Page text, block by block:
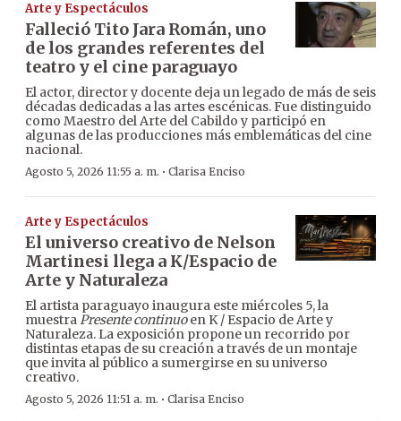
Arte y Espectáculos
Falleció Tito Jara Román, uno
de los grandes referentes del
teatro y el cine paraguayo
El actor, director y docente deja un legado de más de seis
décadas dedicadas a las artes escénicas. Fue distinguido
como Maestro del Arte del Cabildo y participó en
algunas de las producciones más emblemáticas del cine
nacional.
Agosto 5, 2026 11:55 a. m. · Clarisa Enciso
Arte y Espectáculos
El universo creativo de Nelson
Martinesi llega a K/Espacio de
Arte y Naturaleza
El artista paraguayo inaugura este miércoles 5, la
muestraPresente continuoen K / Espacio de Arte y
Naturaleza. La exposición propone un recorrido por
distintas etapas de su creación a través de un montaje
que invita al público a sumergirse en su universo
creativo.
Agosto 5, 2026 11:51 a. m. · Clarisa Enciso